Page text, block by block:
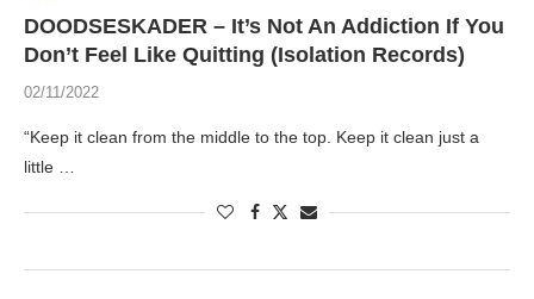
DOODSESKADER – It’s Not An Addiction If You
Don’t Feel Like Quitting (Isolation Records)
02/11/2022
“Keep it clean from the middle to the top. Keep it clean just a
little …